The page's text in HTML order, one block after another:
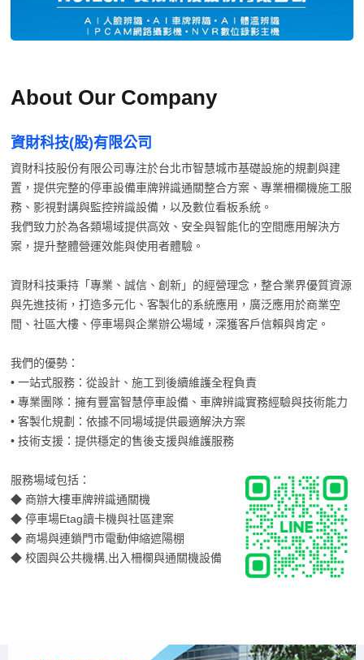
About Our Company
資財科技(股)有限公司
資財科技股份有限公司專注於台北市智慧城市基礎設施的規劃與建
置，提供完整的停車設備車牌辨識通關整合方案、專業柵欄機施工服
務、影視對講與監控辨識設備，以及數位看板系統。
我們致力於為各類場域提供高效、安全與智能化的空間應用解決方
案，提升整體營運效能與使用者體驗。
資財科技秉持「專業、誠信、創新」的經營理念，整合業界優質資源
與先進技術，打造多元化、客製化的系統應用，廣泛應用於商業空
間、社區大樓、停車場與企業辦公場域，深獲客戶信賴與肯定。
我們的優勢：
• 一站式服務：從設計、施工到後續維護全程負責
• 專業團隊：擁有豐富智慧停車設備、車牌辨識實務經驗與技術能力
• 客製化規劃：依據不同場域提供最適解決方案
• 技術支援：提供穩定的售後支援與維護服務
服務場域包括：
◆ 商辦大樓車牌辨識通關機
◆ 停車場Etag讀卡機與社區建案
◆ 商場與連鎖門市電動伸縮遮陽棚
◆ 校園與公共機構,出入柵欄與通關機設備